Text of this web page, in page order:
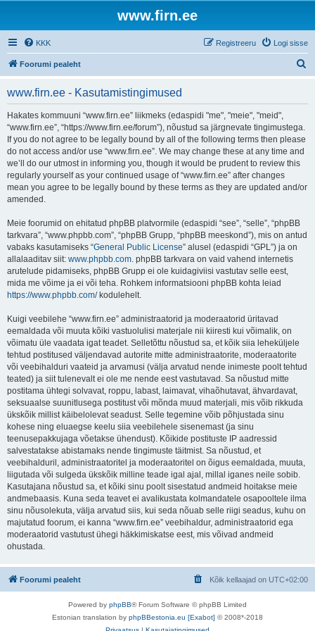
www.firn.ee
KKK Logi sisse
Registreeru
Foorumi pealeht
www.firn.ee - Kasutamistingimused
Hakates kommuuni “www.firn.ee” liikmeks (edaspidi "me", "meie", "meid",
“www.firn.ee”, “https://www.firn.ee/forum”), nõustud sa järgnevate tingimustega.
If you do not agree to be legally bound by all of the following terms then please
do not access and/or use “www.firn.ee”. We may change these at any time and
we’ll do our utmost in informing you, though it would be prudent to review this
regularly yourself as your continued usage of “www.firn.ee” after changes
mean you agree to be legally bound by these terms as they are updated and/or
amended.
Meie foorumid on ehitatud phpBB platvormile (edaspidi “see”, “selle”, “phpBB
tarkvara”, “www.phpbb.com”, “phpBB Grupp, “phpBB meeskond”), mis on antud
vabaks kasutamiseks “General Public License” alusel (edaspidi “GPL”) ja on
allalaaditav siit: www.phpbb.com. phpBB tarkvara on vaid vahend internetis
arutelude pidamiseks, phpBB Grupp ei ole kuidagiviisi vastutav selle eest,
mida me võime ja ei või teha. Rohkem informatsiooni phpBB kohta leiad
https://www.phpbb.com/kodulehelt.
Kuigi veebilehe “www.firn.ee” administraatorid ja moderaatorid üritavad
eemaldada või muuta kõiki vastuolulisi materjale nii kiiresti kui võimalik, on
võimatu üle vaadata igat teadet. Selletõttu nõustud sa, et kõik siia leheküljele
tehtud postitused väljendavad autorite mitte administraatorite, moderaatorite
või veebihalduri vaateid ja arvamusi (välja arvatud nende inimeste poolt tehtud
teated) ja siit tulenevalt ei ole me nende eest vastutavad. Sa nõustud mitte
postitama ühtegi solvavat, roppu, labast, laimavat, vihaõhutavat, ähvardavat,
seksuaalse suunitlusega postitust või mõnda muud materjali, mis võib rikkuda
ükskõik millist käibelolevat seadust. Selle tegemine võib põhjustada sinu
kohese ning eluaegse keelu siia veebilehele sisenemast (ja sinu
teenusepakkujaga võetakse ühendust). Kõikide postituste IP aadressid
salvestatakse abistamaks nende tingimuste täitmist. Sa nõustud, et
veebihalduril, administraatoritel ja moderaatoritel on õigus eemaldada, muuta,
liigutada või sulgeda ükskõik milline teade igal ajal, millal iganes neile sobib.
Kasutajana nõustud sa, et kõiki sinu poolt sisestatud andmeid hoitakse meie
andmebaasis. Kuna seda teavet ei avalikustata kolmandatele osapooltele ilma
sinu nõusolekuta, välja arvatud siis, kui seda nõuab selle riigi seadus, kuhu on
majutatud foorum, ei kanna “www.firn.ee” veebihaldur, administraatorid ega
moderaatorid vastutust ühegi häkkimiskatse eest, mis võivad andmeid
ohustada.
Foorumi pealeht Kõik kellaajad on UTC+02:00
Powered by phpBB® Forum Software © phpBB Limited
Estonian translation by phpBBestonia.eu [Exabot] © 2008*-2018